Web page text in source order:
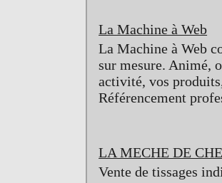
La Machine à Web
La Machine à Web
sur mesure. Animé,
activité, vos
Référencement
LA MECHE DE
Vente de tissages